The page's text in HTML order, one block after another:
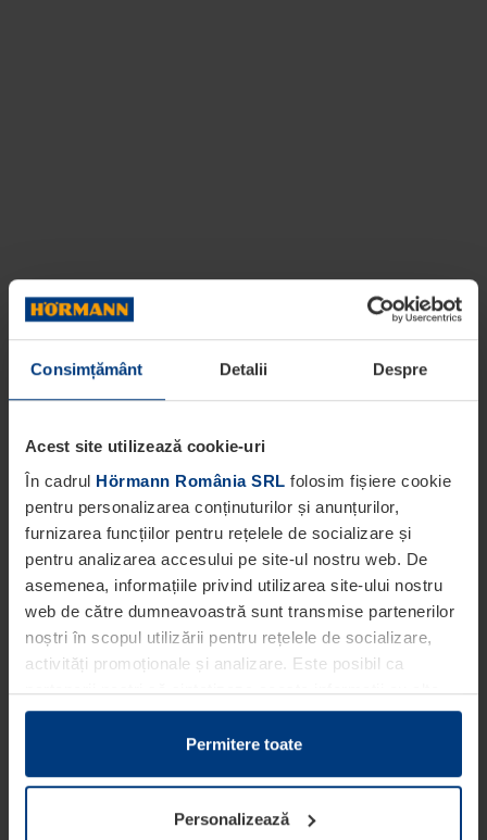
Consimțământ Detalii Despre
Acest site utilizează cookie-uri
În cadrul Hörmann România SRL folosim fișiere cookie
pentru personalizarea conținuturilor și anunțurilor,
furnizarea funcțiilor pentru rețelele de socializare și
pentru analizarea accesului pe site-ul nostru web. De
asemenea, informațiile privind utilizarea site-ului nostru
web de către dumneavoastră sunt transmise partenerilor
noștri în scopul utilizării pentru rețelele de socializare,
activități promoționale și analizare. Este posibil ca
partenerii noștri să sintetizeze aceste informații cu alte
date pe care dumneavoastră le-ați pus la dispoziția
acestora ori care au fost colectate în cadrul utilizării
Din punct de vedere legal, putem stoca fișiere cookie pe
dispozitivul dumneavoastră în cazul în care acestea sunt
Permitere toate
Personalizează